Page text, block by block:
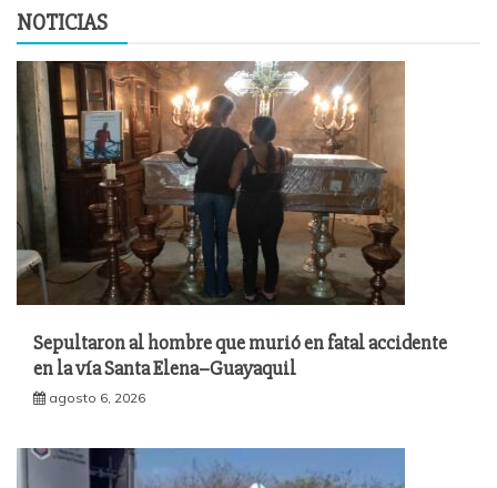
NOTICIAS
Sepultaron al hombre que murió en fatal accidente
en la vía Santa Elena–Guayaquil
agosto 6, 2026